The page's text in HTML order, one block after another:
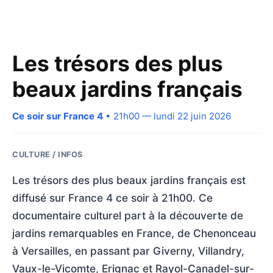
Les trésors des plus
beaux jardins français
Ce soir sur France 4 • 21h00 — lundi 22 juin 2026
CULTURE / INFOS
Les trésors des plus beaux jardins français est
diffusé sur France 4 ce soir à 21h00. Ce
documentaire culturel part à la découverte de
jardins remarquables en France, de Chenonceau
à Versailles, en passant par Giverny, Villandry,
Vaux-le-Vicomte, Erignac et Rayol-Canadel-sur-